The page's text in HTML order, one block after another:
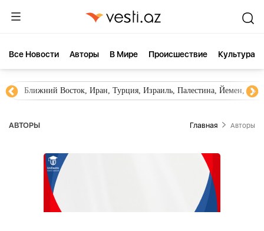
Все Новости Aвторы В Мире Происшествие Культура
Ближний Восток, Иран, Турция, Израиль, Палестина, Йемен,
AВТОРЫ Главная Aвторы